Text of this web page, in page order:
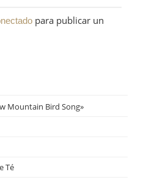
para publicar un
Mountain Bird Song»
Té